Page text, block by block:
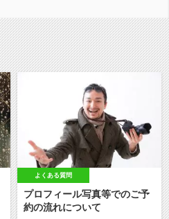
よくある質問
プロフィール写真等でのご予
約の流れについて